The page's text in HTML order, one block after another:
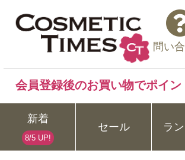
問い
会員登録後のお買い物でポイン
新着
8/5 UP!
セール ラ